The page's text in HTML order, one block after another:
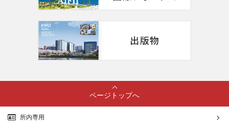
ページトップへ
所内専用